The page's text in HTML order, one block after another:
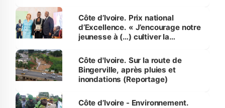
Côte d’Ivoire. Prix national
d’Excellence. « J’encourage notre
jeunesse à (…) cultiver la
(Alassane Ouattara
Côte d'Ivoire. Sur la route de
Bingerville, après pluies et
inondations (Reportage)
Côte d’Ivoire - Environnement.